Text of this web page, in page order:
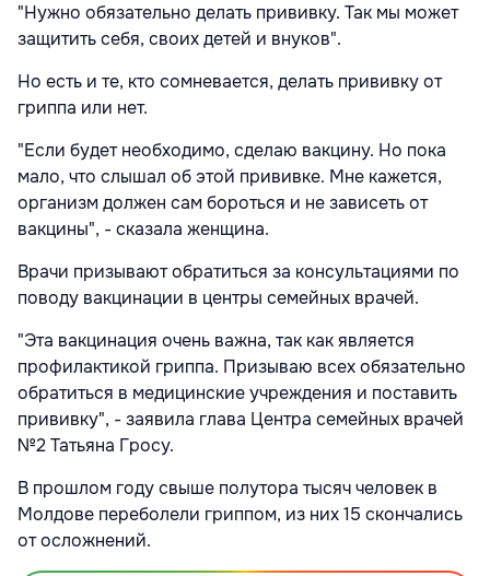
"Нужно обязательно делать прививку. Так мы может
защитить себя, своих детей и внуков".
Но есть и те, кто сомневается, делать прививку от
гриппа или нет.
"Если будет необходимо, сделаю вакцину. Но пока
мало, что слышал об этой прививке. Мне кажется,
организм должен сам бороться и не зависеть от
вакцины", - сказала женщина.
Врачи призывают обратиться за консультациями по
поводу вакцинации в центры семейных врачей.
"Эта вакцинация очень важна, так как является
профилактикой гриппа. Призываю всех обязательно
обратиться в медицинские учреждения и поставить
прививку", - заявила глава Центра семейных врачей
№2 Татьяна Гросу.
В прошлом году свыше полутора тысяч человек в
Молдове переболели гриппом, из них 15 скончались
от осложнений.